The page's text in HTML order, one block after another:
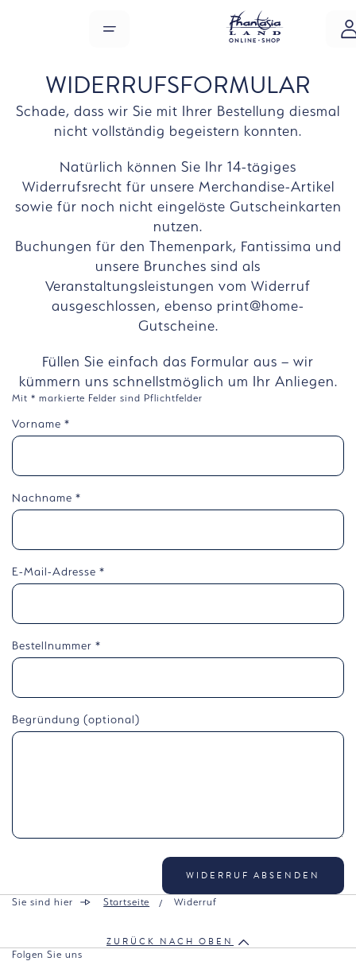
MENÜ
WIDERRUFS­FORMULAR
Schade, dass wir Sie mit Ihrer Bestellung diesmal
nicht vollständig begeistern konnten.
Natürlich können Sie Ihr 14-tägiges
Widerrufsrecht für unsere Merchandise-Artikel
sowie für noch nicht eingelöste Gutscheinkarten
nutzen.
Buchungen für den Themenpark, Fantissima und
unsere Brunches sind als
Veranstaltungsleistungen vom Widerruf
ausgeschlossen, ebenso print@home-
Gutscheine.
Füllen Sie einfach das Formular aus – wir
kümmern uns schnellstmöglich um Ihr Anliegen.
Mit * markierte Felder sind Pflichtfelder
Vorname *
Nachname *
E-Mail-Adresse *
Bestellnummer *
Begründung (optional)
WIDERRUF ABSENDEN
Sie sind hier Startseite Widerruf
ZURÜCK NACH OBEN
Folgen Sie uns